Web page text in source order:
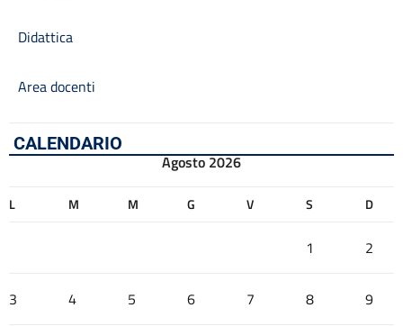
Didattica
Area docenti
CALENDARIO
Agosto 2026
L M M G V S D
1 2
3 4 5 6 7 8 9